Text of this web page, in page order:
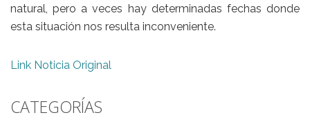
natural, pero a veces hay determinadas fechas donde
esta situación nos resulta inconveniente.
Link Noticia Original
CATEGORÍAS